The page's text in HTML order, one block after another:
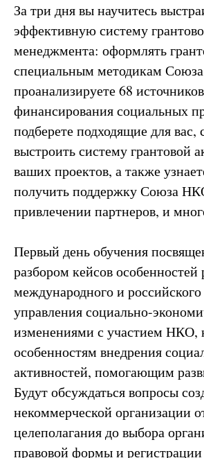
За три дня вы научитесь
эффективную систему
менеджмента: оформлять
специальным методикам
проанализируете 68 источников
финансирования социальных
подберете подходящие для вас,
выстроить систему грантовой
ваших проектов, а также
получить поддержку Союза
привлечении партнеров, и
Первый день обучения
разбором кейсов
международного и
управления социально-
изменениями с участием НКО,
особенностям внедрения
активностей, помогающим
Будут обсуждаться вопросы
некоммерческой организации
целеполагания до выбора
правовой формы и